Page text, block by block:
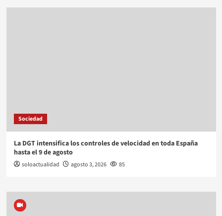
Sociedad
La DGT intensifica los controles de velocidad en toda España
hasta el 9 de agosto
soloactualidad agosto 3, 2026 85